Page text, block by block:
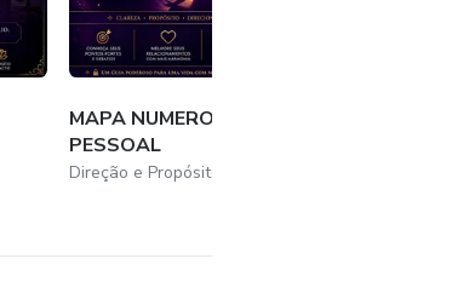
MAPA NUMEROLÓGICO
PESSOAL
Direção e Propósito